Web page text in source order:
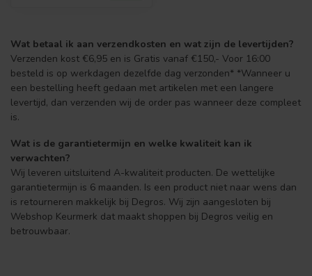
Wat betaal ik aan verzendkosten en wat zijn de levertijden?
Verzenden kost €6,95 en is Gratis vanaf €150,- Voor 16:00
besteld is op werkdagen dezelfde dag verzonden* *Wanneer u
een bestelling heeft gedaan met artikelen met een langere
levertijd, dan verzenden wij de order pas wanneer deze compleet
is.
Wat is de garantietermijn en welke kwaliteit kan ik
verwachten?
Wij leveren uitsluitend A-kwaliteit producten. De wettelijke
garantietermijn is 6 maanden. Is een product niet naar wens dan
is retourneren makkelijk bij Degros. Wij zijn aangesloten bij
Webshop Keurmerk dat maakt shoppen bij Degros veilig en
betrouwbaar.